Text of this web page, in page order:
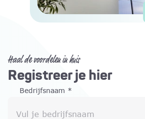
Haal de voordelen in huis
Registreer je hier
Bedrijfsnaam *
Vul je bedrijfsnaam